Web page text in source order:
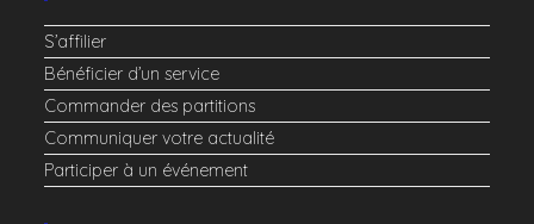
S’affilier
Bénéficier d’un service
Commander des partitions
Communiquer votre actualité
Participer à un événement